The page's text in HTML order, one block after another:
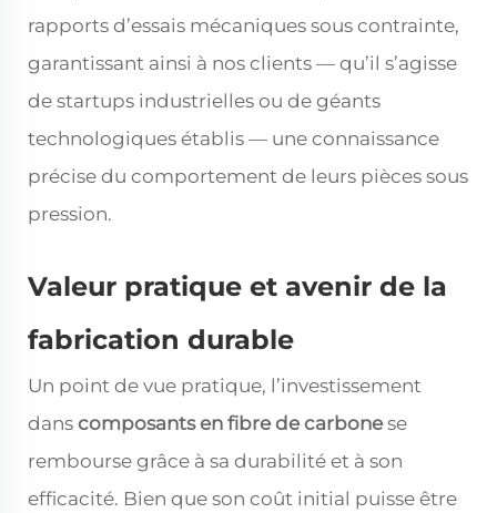
rapports d’essais mécaniques sous contrainte,
garantissant ainsi à nos clients — qu’il s’agisse
de startups industrielles ou de géants
technologiques établis — une connaissance
précise du comportement de leurs pièces sous
pression.
Valeur pratique et avenir de la
fabrication durable
Un point de vue pratique, l’investissement
dans composants en fibre de carbone se
rembourse grâce à sa durabilité et à son
efficacité. Bien que son coût initial puisse être